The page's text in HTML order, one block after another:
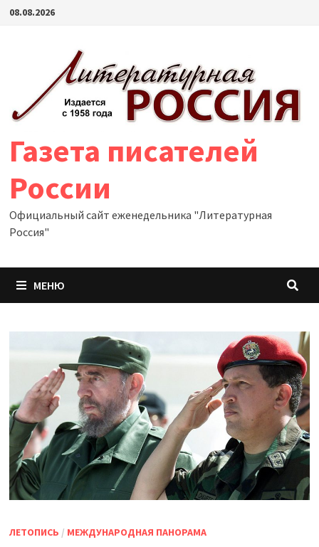
Перейти
08.08.2026
Газета писателей
России
Официальный сайт еженедельника "Литературная
Россия"
МЕНЮ
ЛЕТОПИСЬ / МЕЖДУНАРОДНАЯ ПАНОРАМА